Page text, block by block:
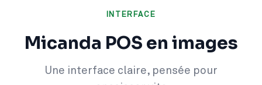
INTERFACE
Micanda POS en images
Une interface claire, pensée pour